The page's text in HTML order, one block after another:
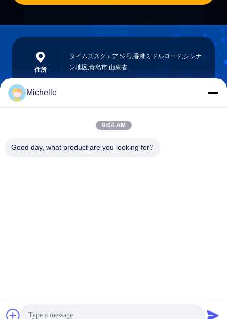
住所
タイムズスクエア,52号,香港ミドルロード,シンナ
ン地区,青島市,山東省
robert@ailitecover.com
Michelle
9:04 AM
Good day, what product are you looking for?